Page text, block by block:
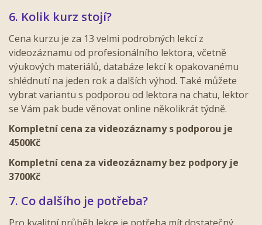
6. Kolik kurz stojí?
Cena kurzu je za 13 velmi podrobných lekcí z
videozáznamu od profesionálního lektora, včetně
výukových materiálů, databáze lekcí k opakovanému
shlédnutí na jeden rok a dalších výhod. Také můžete
vybrat variantu s podporou od lektora na chatu, lektor
se Vám pak bude věnovat online několikrát týdně.
Kompletní cena za videozáznamy s podporou je
4500Kč
Kompletní cena za videozáznamy bez podpory je
3700Kč
7. Co dalšího je potřeba?